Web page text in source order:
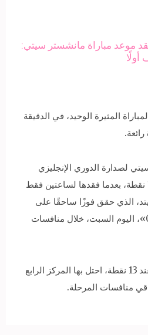
موعد مباراة مانشستر سيتي:
المثيرة الوحيد، في الدقيقة
لصدارة الدوري الإنجليزي
الممتاز من جديد، برصيد 19 نقطة، بعدما فقدها لساعتين فقط
الذي حقق فوزًا ساحقًا على
فريق كريستال بالاس «4-0»، اليوم السبت، خلال منافسات
فيما تجمد رصيد تشيلسي عند 13 نقطة، احتل بها المركز الرابع
منافسات المرحلة.